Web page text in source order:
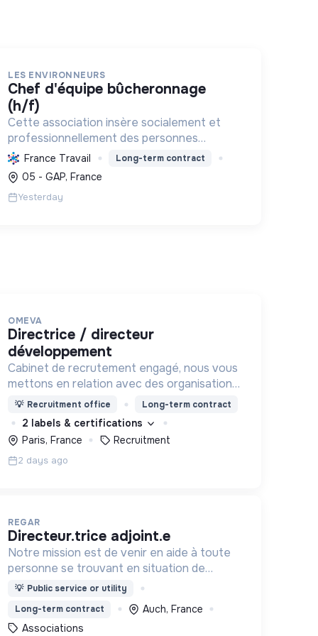
LES ENVIRONNEURS
chef d'équipe bûcheronnage
(h/f)
Cette association insère socialement et
professionnellement des personnes
éloignées de l'emploi en réalisant des
aménagements paysagers, des travaux
forestiers et des constructions bois
durables, prot...
France Travail Long-term contract
05 - GAP, France
Yesterday
OMEVA
directrice / directeur
développement
Cabinet de recrutement engagé, nous vous
mettons en relation avec des organisations
soucieuses de leurs impacts, afin d'œuvrer
ensemble pour un futur souhaitable.
💡 Recruitment office Long-term contract
2 labels & certifications
Paris, France
Recruitment
2 days ago
REGAR
directeur.trice adjoint.e
Notre mission est de venir en aide à toute
personne se trouvant en situation de
difficulté matérielle, en détresse psychique
et plus généralement en situation
d’exclusion sociale ou professionnelle.
💡 Public service or utility
Long-term contract
Auch, France
Associations